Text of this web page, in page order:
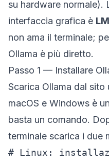
su hardware normale).
interfaccia grafica è
non ama il terminale;
Ollama è più diretto.
Passo 1 — Installare
Scarica Ollama dal sito
macOS e Windows è
basta un comando.
terminale scarica i due
# Linux: